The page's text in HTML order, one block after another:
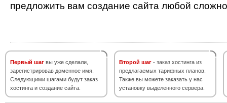
предложить вам создание сайта любой
Первый шаг вы уже сделали,
зарегистрировав доменное имя.
Следующими шагами будут заказ
хостинга и создание сайта.
Второй шаг - заказ хостинга из
предлагаемых тарифных планов.
Также вы можете заказать у нас
установку выделенного сервера.